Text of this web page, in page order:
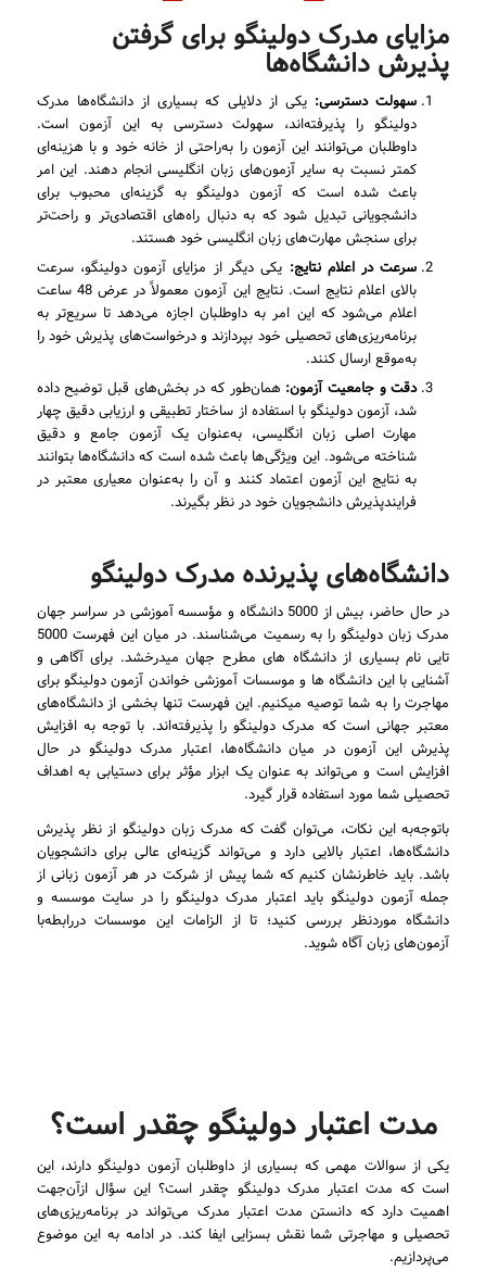
مزایای مدرک دولینگو برای گرفتن
پذیرش دانشگاه‌ها
سهولت دسترسی: یکی از دلایلی که بسیاری از دانشگاه‌ها مدرک
دولینگو را پذیرفته‌اند، سهولت دسترسی به این آزمون است.
داوطلبان می‌توانند این آزمون را به‌راحتی از خانه خود و با هزینه‌ای
کمتر نسبت به سایر آزمون‌های زبان انگلیسی انجام دهند. این امر
باعث شده است که آزمون دولینگو به گزینه‌ای محبوب برای
دانشجویانی تبدیل شود که به دنبال راه‌های اقتصادی‌تر و راحت‌تر
برای سنجش مهارت‌های زبان انگلیسی خود هستند.
سرعت در اعلام نتایج: یکی دیگر از مزایای آزمون دولینگو، سرعت
بالای اعلام نتایج است. نتایج این آزمون معمولاً در عرض 48 ساعت
اعلام می‌شود که این امر به داوطلبان اجازه می‌دهد تا سریع‌تر به
برنامه‌ریزی‌های تحصیلی خود بپردازند و درخواست‌های پذیرش خود را
به‌موقع ارسال کنند.
دقت و جامعیت آزمون: همان‌طور که در بخش‌های قبل توضیح داده
شد، آزمون دولینگو با استفاده از ساختار تطبیقی و ارزیابی دقیق چهار
مهارت اصلی زبان انگلیسی، به‌عنوان یک آزمون جامع و دقیق
شناخته می‌شود. این ویژگی‌ها باعث شده است که دانشگاه‌ها بتوانند
به نتایج این آزمون اعتماد کنند و آن را به‌عنوان معیاری معتبر در
فرایندپذیرش دانشجویان خود در نظر بگیرند.
دانشگاه‌های پذیرنده مدرک دولینگو
در حال حاضر، بیش از 5000 دانشگاه و مؤسسه آموزشی در سراسر جهان
مدرک زبان دولینگو را به رسمیت می‌شناسند. در میان این فهرست 5000
تایی نام بسیاری از دانشگاه های مطرح جهان میدرخشد. برای آگاهی و
آشنایی با این دانشگاه ها و موسسات آموزشی خواندن آزمون دولینگو برای
مهاجرت را به شما توصیه میکنیم. این فهرست تنها بخشی از دانشگاه‌های
معتبر جهانی است که مدرک دولینگو را پذیرفته‌اند. با توجه به افزایش
پذیرش این آزمون در میان دانشگاه‌ها، اعتبار مدرک دولینگو در حال
افزایش است و می‌تواند به عنوان یک ابزار مؤثر برای دستیابی به اهداف
تحصیلی شما مورد استفاده قرار گیرد.
باتوجه‌به این نکات، می‌توان گفت که مدرک زبان دولینگو از نظر پذیرش
دانشگاه‌ها، اعتبار بالایی دارد و می‌تواند گزینه‌ای عالی برای دانشجویان
باشد. باید خاطرنشان کنیم که شما پیش از شرکت در هر آزمون زبانی از
جمله آزمون دولینگو باید اعتبار مدرک دولینگو را در سایت موسسه و
دانشگاه موردنظر بررسی کنید؛ تا از الزامات این موسسات دررابطه‌با
آزمون‌های زبان آگاه شوید.
مدت اعتبار دولینگو چقدر است؟
یکی از سوالات مهمی که بسیاری از داوطلبان آزمون دولینگو دارند، این
است که مدت اعتبار مدرک دولینگو چقدر است؟ این سؤال ازآن‌جهت
اهمیت دارد که دانستن مدت اعتبار مدرک می‌تواند در برنامه‌ریزی‌های
تحصیلی و مهاجرتی شما نقش بسزایی ایفا کند. در ادامه به این موضوع
می‌پردازیم.